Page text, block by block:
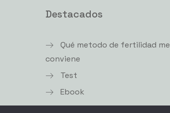
Destacados
Qué metodo de fertilidad me
conviene
Test
Ebook
Ebook